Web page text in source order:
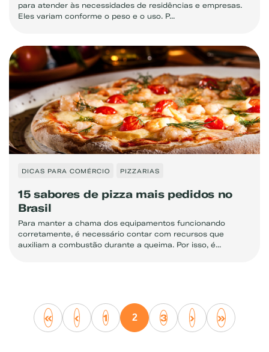
para atender às necessidades de residências e empresas.
Eles variam conforme o peso e o uso. P...
DICAS PARA COMÉRCIO PIZZARIAS
15 sabores de pizza mais pedidos no
Brasil
Para manter a chama dos equipamentos funcionando
corretamente, é necessário contar com recursos que
auxiliam a combustão durante a queima. Por isso, é...
« ‹ 1 2 3 › »